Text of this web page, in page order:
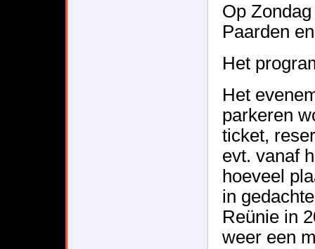
Op
Paarden
Het
Het
parkeren
ticket,
evt. vanaf
hoeveel
in
Reünie in
weer een